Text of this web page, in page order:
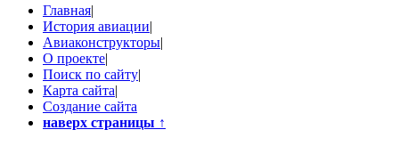
Главная|
История авиации|
Авиаконструкторы|
О проекте|
Поиск по сайту|
Карта сайта|
Создание сайта
наверх страницы ↑